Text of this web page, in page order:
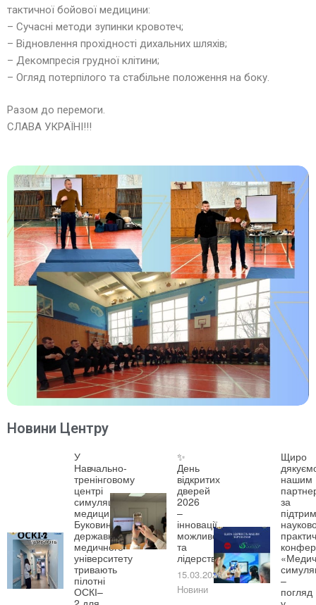
тактичної бойової медицини:
– Сучасні методи зупинки кровотеч;
– Відновлення прохідності дихальних шляхів;
– Декомпресія грудної клітини;
– Огляд потерпілого та стабільне положення на боку.
Разом до перемоги.
СЛАВА УКРАЇНІ!!!
Новини Центру
У
Навчально-
тренінговому
центрі
симуляційної
медицини
Буковинського
державного
медичного
університету
тривають
пілотні
ОСКІ–
✨
День
відкритих
дверей
2026
–
інновації,
можливості
та
лідерство!
15.03.2026
Новини
Щиро
нашим
за
–
погляд